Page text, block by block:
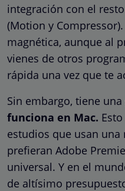
integración con el
(Motion y
magnética, aunque al
vienes de otros
rápida una vez que te
Sin embargo, tiene
funciona en Mac.
estudios que usan una
prefieran Adobe
universal. Y en el
de altísimo